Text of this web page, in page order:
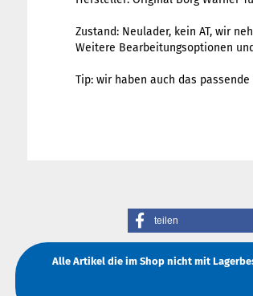
Zustand: Neulader, kein AT, wir
Weitere Bearbeitungsoptionen
Tip: wir haben auch das
teilen
Alle Artikel die im Shop nicht mit